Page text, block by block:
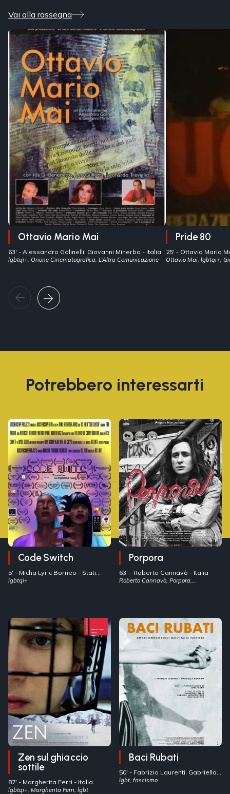
Vai alla rassegna
Ottavio Mario Mai
63' -Alessandro Golinelli, Giovanni Minerba - italia
lgbtqi+, Orione Cinematografica, L’Altra Comunicazione
Pride 80
25' - Ottavio Mario
Ottavio Mai, lgbtqi+,
Potrebbero interessarti
Code Switch
5' - Micha Lyric Borneo
Uniti
lgbtqi+
Porpora
63' - Roberto Cannavò - Italia
Roberto Cannavò, Porpora,
Zen sul ghiaccio
sottile
87' - Margherita Ferri - Italia
lgbtqi+, Margherita Ferri, lgbt
Baci Rubati
50' - Fabrizio Laurenti, Gabriella
Romano
- Italia
lgbt, fascismo